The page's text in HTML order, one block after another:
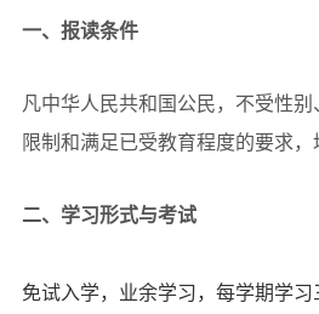
一、报读条件
凡中华人民共和国公民，不受性
限制和满足已受教育程度的要求，
二、学习形式与考试
免试入学，业余学习，每学期学习